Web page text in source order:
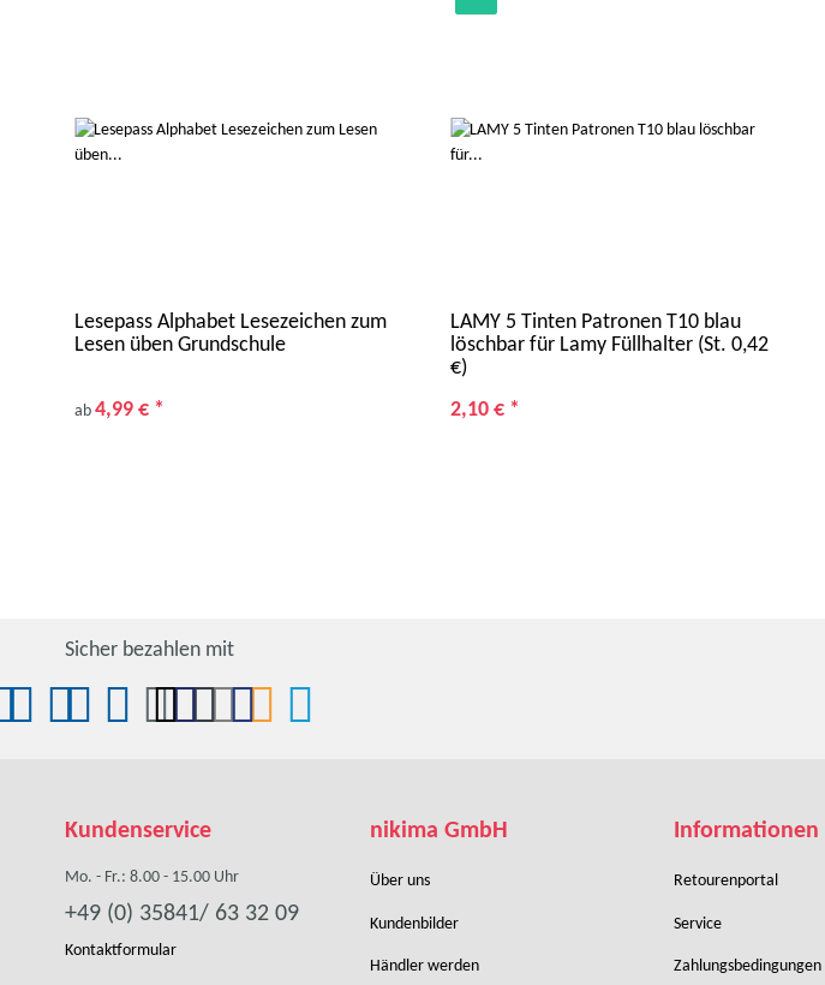
Lesepass Alphabet Lesezeichen zum
Lesen üben Grundschule
ab 4,99 € *
LAMY 5 Tinten Patronen T10 blau
löschbar für Lamy Füllhalter (St. 0,42
€)
2,10 € *
Sicher bezahlen mit
Kundenservice
Mo. - Fr.: 8.00 - 15.00 Uhr
+49 (0) 35841/ 63 32 09
Kontaktformular
nikima GmbH
Über uns
Kundenbilder
Händler werden
Informationen
Retourenportal
Service
Zahlungsbedingungen